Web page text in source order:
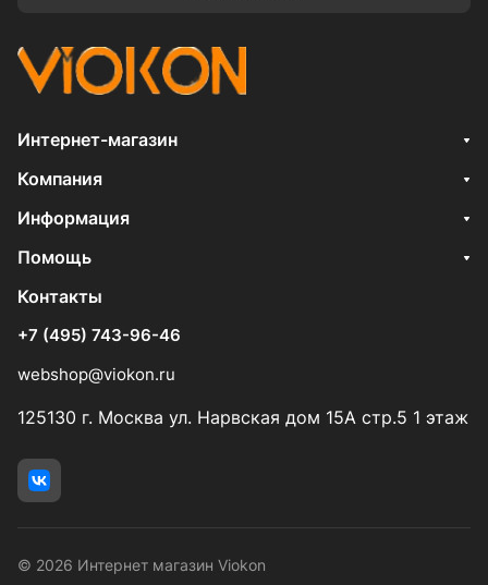
Интернет-магазин
Компания
Информация
Помощь
Контакты
+7 (495) 743-96-46
webshop@viokon.ru
125130 г. Москва ул. Нарвская дом 15А стр.5 1 этаж
© 2026 Интернет магазин Viokon